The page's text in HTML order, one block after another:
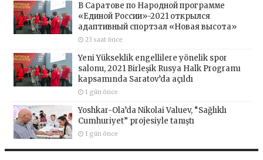
В Саратове по Народной программе
«Единой России»-2021 открылся
адаптивный спортзал «Новая высота»
23 saat önce
Yeni Yükseklik engellilere yönelik spor
salonu, 2021 Birleşik Rusya Halk Programı
kapsamında Saratov’da açıldı
1 gün önce
Yoshkar-Ola’da Nikolai Valuev, “Sağlıklı
Cumhuriyet” projesiyle tanıştı
1 gün önce